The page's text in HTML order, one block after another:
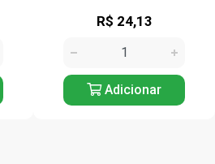
R$ 17,12
Adicionar